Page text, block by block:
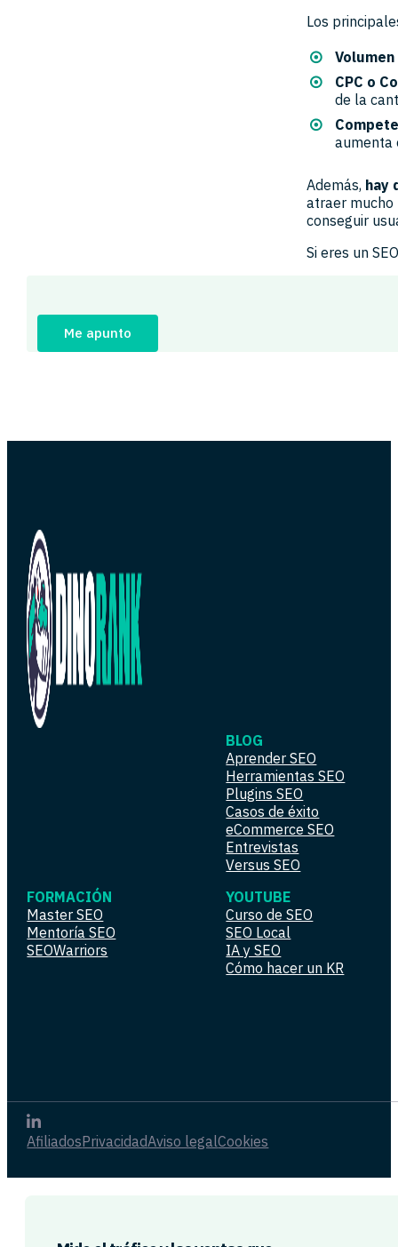
Los
CPC o
de la
aumenta
Además, hay
atraer mucho
conseguir
Si eres un
Me apunto
BLOG
Aprender SEO
Herramientas SEO
Plugins SEO
Casos de éxito
eCommerce SEO
Entrevistas
Versus SEO
FORMACIÓN
Master SEO
Mentoría SEO
SEOWarriors
YOUTUBE
Curso de SEO
SEO Local
IA y SEO
Cómo hacer un KR
AfiliadosPrivacidadAviso legalCookies